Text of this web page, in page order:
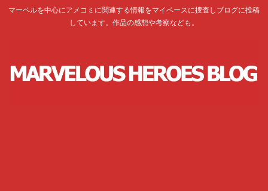
マーベルを中心にアメコミに関連する情報をマイペースに捜査しブログに投稿
しています。作品の感想や考察なども。